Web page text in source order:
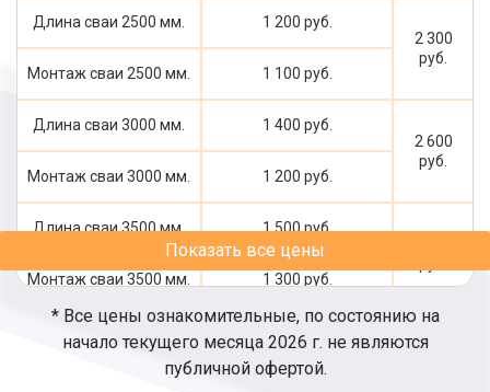
Длина сваи 2500 мм.
1 200 руб.
2 300
руб.
Монтаж сваи 2500 мм.
1 100 руб.
Длина сваи 3000 мм.
1 400 руб.
2 600
руб.
Монтаж сваи 3000 мм.
1 200 руб.
Длина сваи 3500 мм.
1 500 руб.
Монтаж сваи 3500 мм.
1 300 руб.
Длина сваи 4000 мм.
3 100
Монтаж сваи 4000 мм.
1 400 руб.
Показать все цены
* Все цены ознакомительные, по состоянию на
начало текущего месяца 2026 г. не являются
публичной офертой.